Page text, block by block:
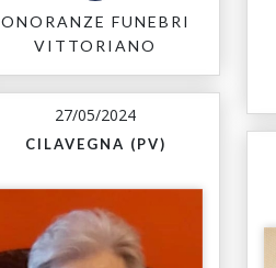
ONORANZE FUNEBRI
VITTORIANO
27/05/2024
CILAVEGNA (PV)